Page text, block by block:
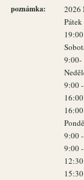
poznámka:
2026
9:00-
9:00
9:00
9:00